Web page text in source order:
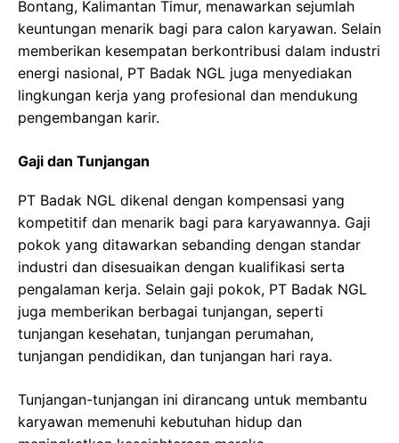
Bontang, Kalimantan Timur, menawarkan sejumlah
keuntungan menarik bagi para calon karyawan. Selain
memberikan kesempatan berkontribusi dalam industri
energi nasional, PT Badak NGL juga menyediakan
lingkungan kerja yang profesional dan mendukung
pengembangan karir.
Gaji dan Tunjangan
PT Badak NGL dikenal dengan kompensasi yang
kompetitif dan menarik bagi para karyawannya. Gaji
pokok yang ditawarkan sebanding dengan standar
industri dan disesuaikan dengan kualifikasi serta
pengalaman kerja. Selain gaji pokok, PT Badak NGL
juga memberikan berbagai tunjangan, seperti
tunjangan kesehatan, tunjangan perumahan,
tunjangan pendidikan, dan tunjangan hari raya.
Tunjangan-tunjangan ini dirancang untuk membantu
karyawan memenuhi kebutuhan hidup dan